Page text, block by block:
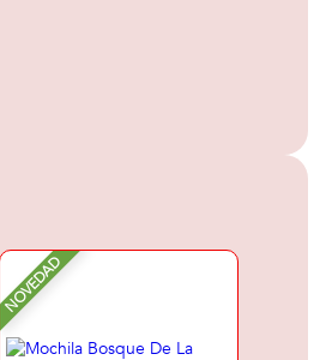
NOVEDAD